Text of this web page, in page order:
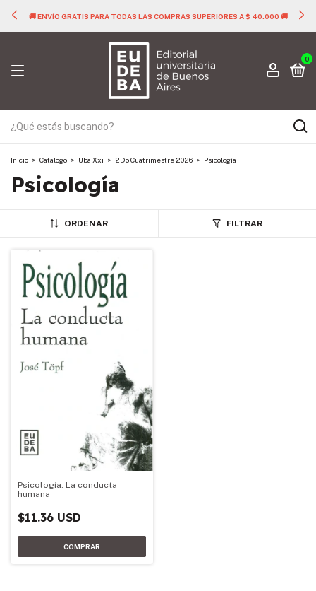
🚚 ENVÍO GRATIS PARA TODAS LAS COMPRAS SUPERIORES A $ 40.000 🚚
0
Inicio > Catalogo > Uba Xxi > 2Do Cuatrimestre 2026 > Psicología
Psicología
ORDENAR FILTRAR
Psicología. La conducta
humana
$11.36 USD